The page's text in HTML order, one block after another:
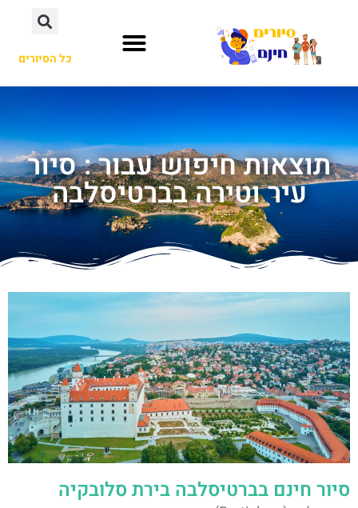
כל הסיורים
תוצאות חיפוש עבור : סיור
עיר וטירה בברטיסלבה
סיור חינם בברטיסלבה בירת סלובקיה